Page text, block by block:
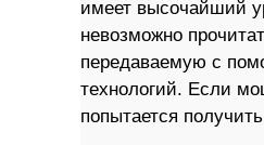
имеет высочайший
невозможно
передаваемую с
технологий. Если
попытается получить